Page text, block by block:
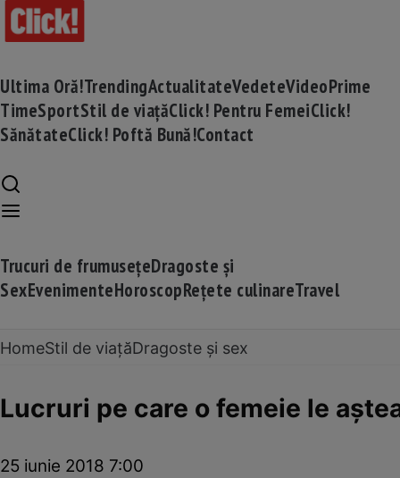
Ultima Oră!TrendingActualitateVedeteVideoPrime
TimeSportStil de viațăClick! Pentru FemeiClick!
SănătateClick! Poftă Bună!Contact
Trucuri de frumusețeDragoste și
SexEvenimenteHoroscopRețete culinareTravel
HomeStil de viațăDragoste și sex
Lucruri pe care o femeie le
25 iunie 2018 7:00